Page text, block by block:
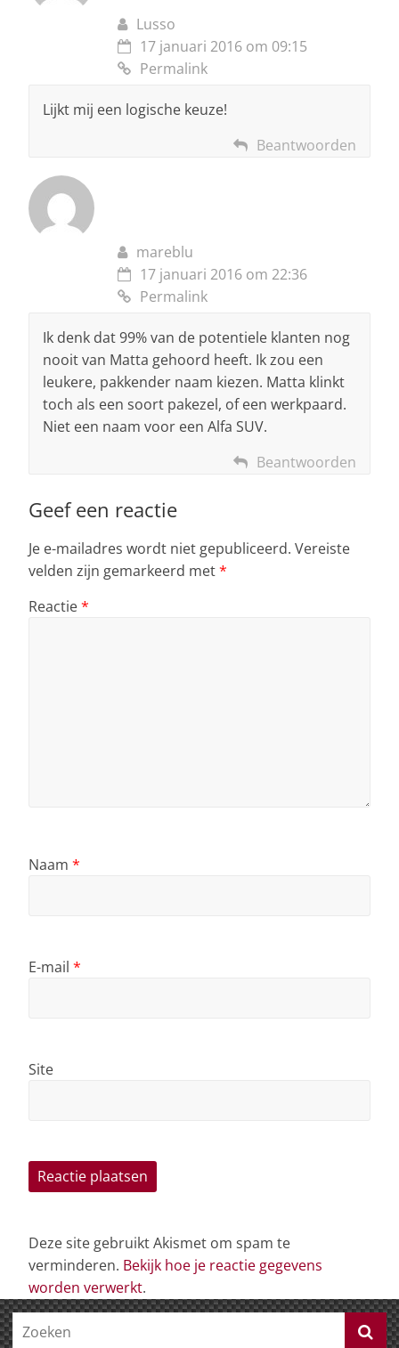
Lusso
17 januari 2016 om 09:15
Permalink
Lijkt mij een logische keuze!
Beantwoorden
mareblu
17 januari 2016 om 22:36
Permalink
Ik denk dat 99% van de potentiele klanten nog
nooit van Matta gehoord heeft. Ik zou een
leukere, pakkender naam kiezen. Matta klinkt
toch als een soort pakezel, of een werkpaard.
Niet een naam voor een Alfa SUV.
Beantwoorden
Geef een reactie
Je e-mailadres wordt niet gepubliceerd. Vereiste
velden zijn gemarkeerd met*
Reactie*
Naam *
E-mail *
Site
Deze site gebruikt Akismet om spam te
verminderen. Bekijk hoe je reactie gegevens
worden verwerkt.